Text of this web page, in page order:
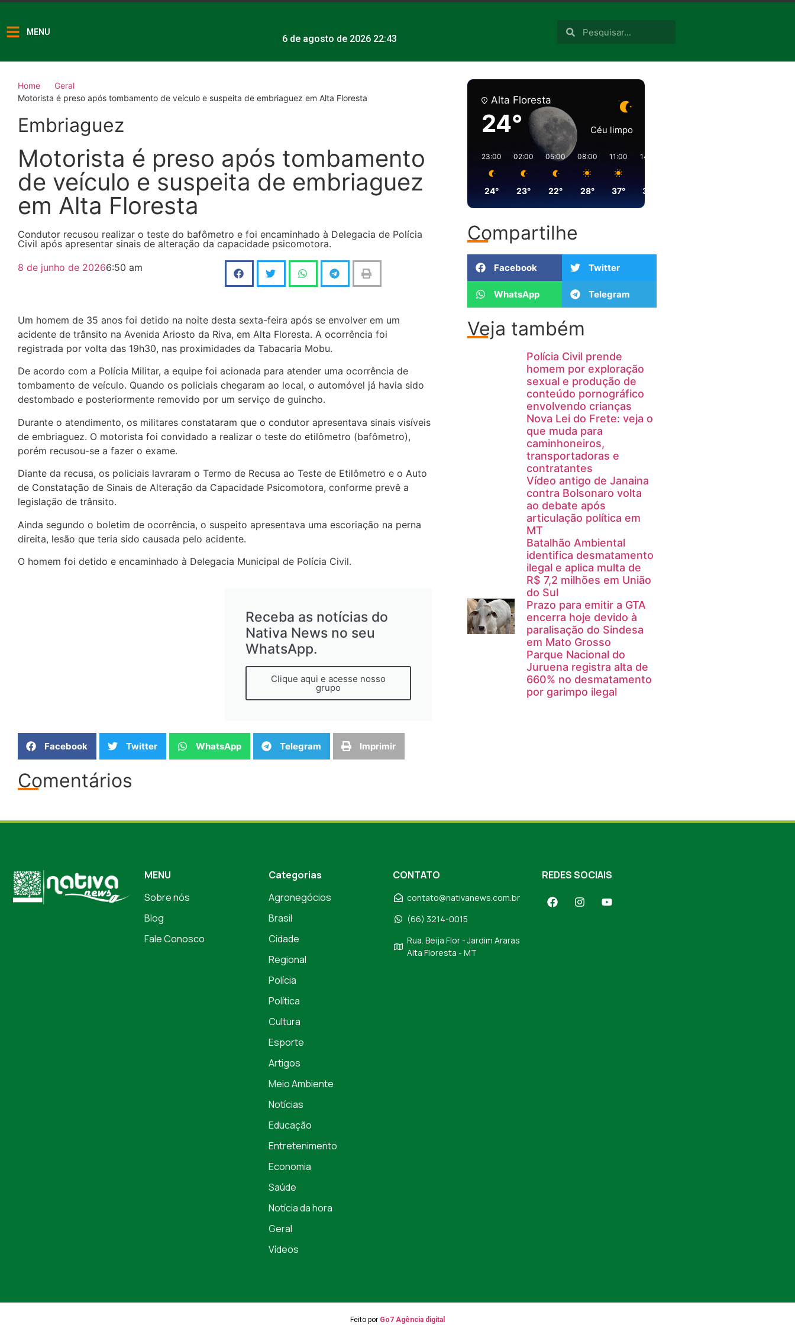
MENU
6 de agosto de 2026 22:43
Home
Geral
Motorista é preso após tombamento de veículo e suspeita de embriaguez em Alta Floresta
Embriaguez
Motorista é preso após tombamento
de veículo e suspeita de embriaguez
em Alta Floresta
Condutor recusou realizar o teste do bafômetro e foi encaminhado à Delegacia de Polícia
Civil após apresentar sinais de alteração da capacidade psicomotora.
8 de junho de 20266:50 am
Um homem de 35 anos foi detido na noite desta sexta-feira após se envolver em um
acidente de trânsito na Avenida Ariosto da Riva, em Alta Floresta. A ocorrência foi
registrada por volta das 19h30, nas proximidades da Tabacaria Mobu.
De acordo com a Polícia Militar, a equipe foi acionada para atender uma ocorrência de
tombamento de veículo. Quando os policiais chegaram ao local, o automóvel já havia sido
destombado e posteriormente removido por um serviço de guincho.
Durante o atendimento, os militares constataram que o condutor apresentava sinais visíveis
de embriaguez. O motorista foi convidado a realizar o teste do etilômetro (bafômetro),
porém recusou-se a fazer o exame.
Diante da recusa, os policiais lavraram o Termo de Recusa ao Teste de Etilômetro e o Auto
de Constatação de Sinais de Alteração da Capacidade Psicomotora, conforme prevê a
legislação de trânsito.
Ainda segundo o boletim de ocorrência, o suspeito apresentava uma escoriação na perna
direita, lesão que teria sido causada pelo acidente.
O homem foi detido e encaminhado à Delegacia Municipal de Polícia Civil.
Receba as notícias do
Nativa News no seu
WhatsApp.
Clique aqui e acesse nosso
grupo
Facebook Twitter WhatsApp Telegram Imprimir
Comentários
Alta Floresta
24° Céu limpo
23:00
24°
02:00
23°
05:00
22°
08:00
28°
11:00
37°
14:00
39°
Compartilhe
Facebook Twitter
WhatsApp Telegram
Veja também
Polícia Civil prende
homem por exploração
sexual e produção de
conteúdo pornográfico
envolvendo crianças
Nova Lei do Frete: veja o
que muda para
caminhoneiros,
transportadoras e
contratantes
Vídeo antigo de Janaina
contra Bolsonaro volta
ao debate após
articulação política em
MT
Batalhão Ambiental
identifica desmatamento
ilegal e aplica multa de
R$ 7,2 milhões em União
do Sul
Prazo para emitir a GTA
encerra hoje devido à
paralisação do Sindesa
em Mato Grosso
Parque Nacional do
Juruena registra alta de
660% no desmatamento
por garimpo ilegal
MENU
Sobre nós
Blog
Fale Conosco
Categorias
Agronegócios
Brasil
Cidade
Regional
Polícia
Política
Cultura
Esporte
Artigos
Meio Ambiente
Notícias
Educação
Entretenimento
Economia
Saúde
Notícia da hora
Geral
Vídeos
CONTATO
contato@nativanews.com.br
(66) 3214-0015
Rua. Beija Flor - Jardim Araras
Alta Floresta - MT
REDES SOCIAIS
Feito por Go7 Agência digital